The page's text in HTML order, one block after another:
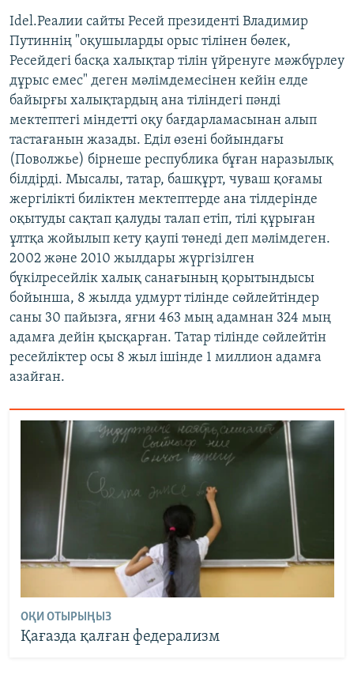
Idel.Реалии сайты Ресей президенті Владимир
Путиннің "оқушыларды орыс тілінен бөлек,
Ресейдегі басқа халықтар тілін үйренуге мәжбүрлеу
дұрыс емес" деген мәлімдемесінен кейін елде
байырғы халықтардың ана тіліндегі пәнді
мектептегі міндетті оқу бағдарламасынан алып
тастағанын жазады. Еділ өзені бойындағы
(Поволжье) бірнеше республика бұған наразылық
білдірді. Мысалы, татар, башқұрт, чуваш қоғамы
жергілікті биліктен мектептерде ана тілдерінде
оқытуды сақтап қалуды талап етіп, тілі құрыған
ұлтқа жойылып кету қаупі төнеді деп мәлімдеген.
2002 және 2010 жылдары жүргізілген
бүкілресейлік халық санағының қорытындысы
бойынша, 8 жылда удмурт тілінде сөйлейтіндер
саны 30 пайызға, яғни 463 мың адамнан 324 мың
адамға дейін қысқарған. Татар тілінде сөйлейтін
ресейліктер осы 8 жыл ішінде 1 миллион адамға
азайған.
ОҚИ ОТЫРЫҢЫЗ
Қағазда қалған федерализм